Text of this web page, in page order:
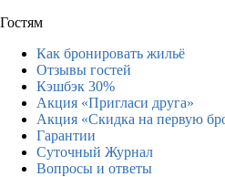
Гостям
Как бронировать жильё
Отзывы гостей
Кэшбэк 30%
Акция «Пригласи друга»
Акция «Скидка на первую
Гарантии
Суточный Журнал
Вопросы и ответы